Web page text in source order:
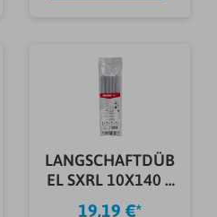
LANGSCHAFTDÜB
EL SXRL 10X140 T
B
19,19 €*